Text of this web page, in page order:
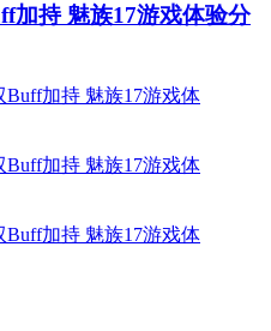
加持 魅族17游戏体验分